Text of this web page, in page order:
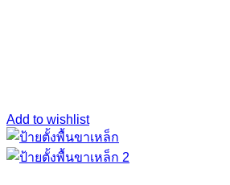
Add to wishlist